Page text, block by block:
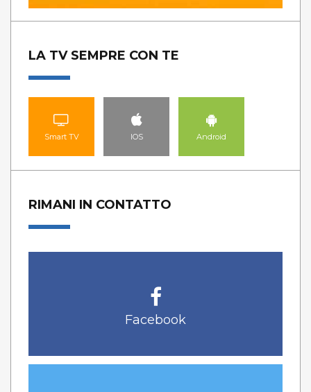
LA TV SEMPRE CON TE
Smart TV IOS Android
RIMANI IN CONTATTO
Facebook